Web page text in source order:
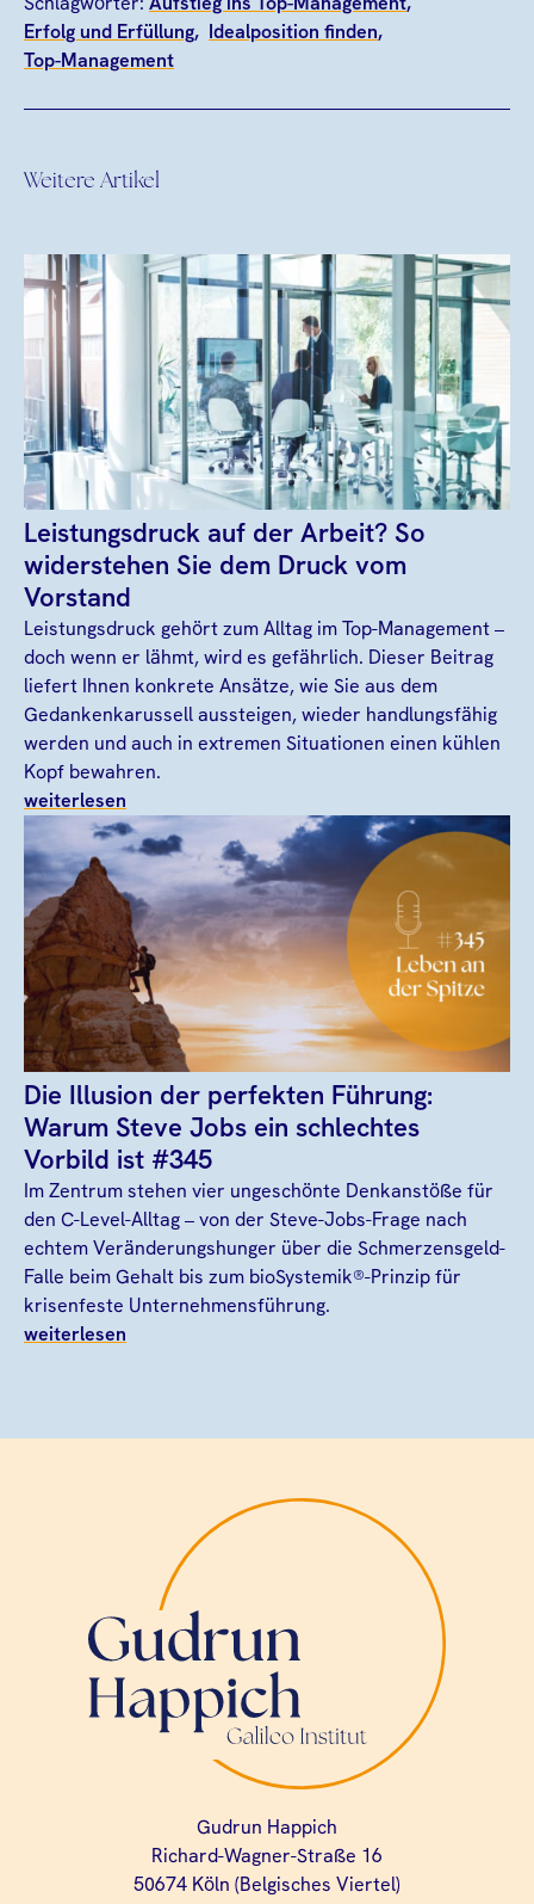
Erfolg und Erfüllung
Idealposition finden
Top-Management
Weitere Artikel
Leistungsdruck auf der Arbeit? So
widerstehen Sie dem Druck vom
Vorstand
Leistungsdruck gehört zum Alltag im Top-Management –
doch wenn er lähmt, wird es gefährlich. Dieser Beitrag
liefert Ihnen konkrete Ansätze, wie Sie aus dem
Gedankenkarussell aussteigen, wieder handlungsfähig
werden und auch in extremen Situationen einen kühlen
Kopf bewahren.
weiterlesen
Die Illusion der perfekten Führung:
Warum Steve Jobs ein schlechtes
Vorbild ist #345
Im Zentrum stehen vier ungeschönte Denkanstöße für
den C-Level-Alltag – von der Steve-Jobs-Frage nach
echtem Veränderungshunger über die Schmerzensgeld-
Falle beim Gehalt bis zum bioSystemik®-Prinzip für
krisenfeste Unternehmensführung.
weiterlesen
Gudrun Happich
Richard-Wagner-Straße 16
50674 Köln (Belgisches Viertel)